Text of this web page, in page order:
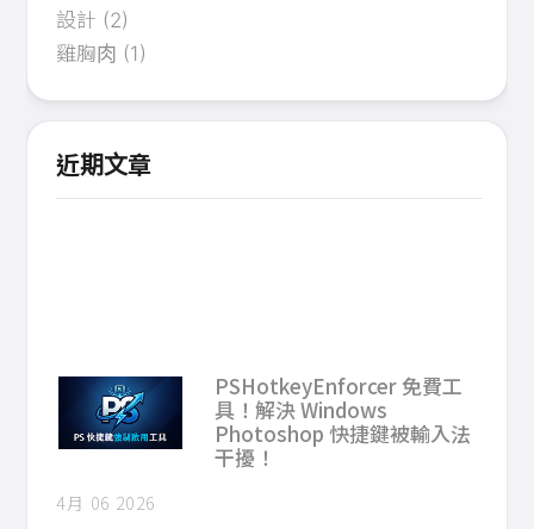
設計 (2)
雞胸肉 (1)
近期文章
PSHotkeyEnforcer 免費工
具！解決 Windows
Photoshop 快捷鍵被輸入法
干擾！
4月 06 2026